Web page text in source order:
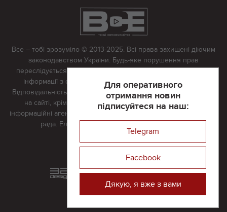
Для оперативного
отримання новин
підписуйтеся на наш:
Telegram
Facebook
Дякую, я вже з вами
Все – тобі зрозуміло © 2013-2025. Всі права захищені діючим
законодавством України. Будь-яке порушення прав
переслідується в судовому порядку. Будь-яке відтворення
інформації з сайту тільки з письмово дозволу редакції.
Відповідальність за достовірність усіх матеріалів, розміщених
на сайті, крім матеріалів, які містять посилання на інші
інформаційні агентства або інтернет-видання, несе редакційна
рада. Електронна пошта:
Реклама на сайті
Розроблений та підтримується